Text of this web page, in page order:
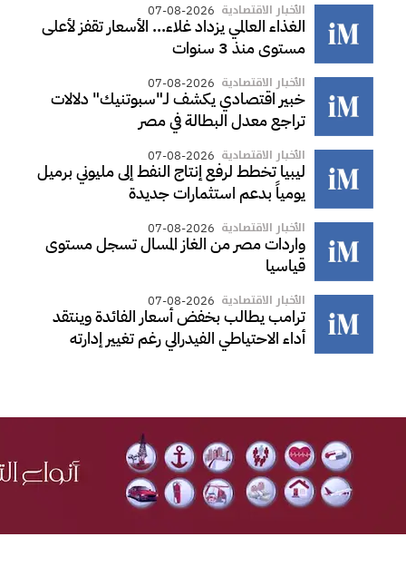
الأخبار الاقتصادية 07-08-2026
الغذاء العالمي يزداد غلاء... الأسعار تقفز لأعلى
مستوى منذ 3 سنوات
الأخبار الاقتصادية 07-08-2026
خبير اقتصادي يكشف لـ"سبوتنيك" دلالات
تراجع معدل البطالة في مصر
الأخبار الاقتصادية 07-08-2026
ليبيا تخطط لرفع إنتاج النفط إلى مليوني برميل
يومياً بدعم استثمارات جديدة
الأخبار الاقتصادية 07-08-2026
واردات مصر من الغاز المسال تسجل مستوى
قياسيا
الأخبار الاقتصادية 07-08-2026
ترامب يطالب بخفض أسعار الفائدة وينتقد
أداء الاحتياطي الفيدرالي رغم تغيير إدارته